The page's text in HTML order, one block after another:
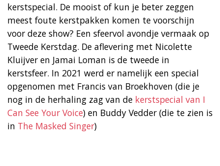
kerstspecial. De mooist of kun je beter zeggen
meest foute kerstpakken komen te voorschijn
voor deze show? Een sfeervol avondje vermaak op
Tweede Kerstdag. De aflevering met Nicolette
Kluijver en Jamai Loman is de tweede in
kerstsfeer. In 2021 werd er namelijk een special
opgenomen met Francis van Broekhoven (die je
nog in de herhaling zag van de kerstspecial van I
Can See Your Voice) en Buddy Vedder (die te zien is
in The Masked Singer)